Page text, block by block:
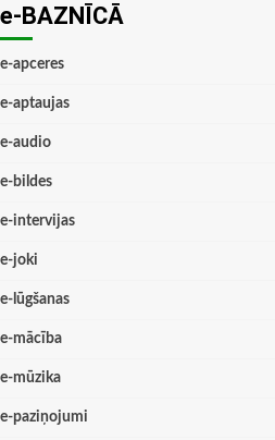
e-BAZNĪCĀ
e-apceres
e-aptaujas
e-audio
e-bildes
e-intervijas
e-joki
e-lūgšanas
e-mācība
e-mūzika
e-paziņojumi